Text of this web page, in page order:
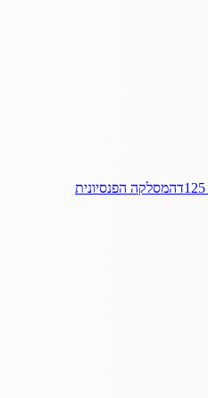
המסלקה הפנסיונית